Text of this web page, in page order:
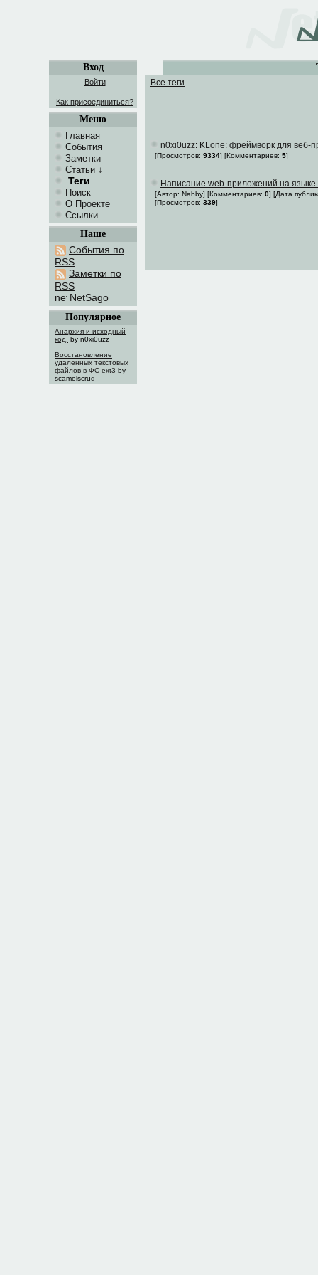
Вход
Войти
Как присоединиться?
Меню
Главная
События
Заметки
Статьи ↓
Теги
Поиск
О Проекте
Ссылки
Наше
События по
RSS
Заметки по
RSS
NetSago
Популярное
Анархия и исходный
код.
by n0xi0uzz
Восстановление
удаленных текстовых
файлов в ФС ext3 by
scamelscrud
Все теги
n0xi0uzz: KLone: фреймворк для веб-
[Просмотров: 9334] [Комментариев: 5]
Написание web-приложений на языке
[Автор: Nabby] [Комментариев: 0] [Дата
[Просмотров: 339]